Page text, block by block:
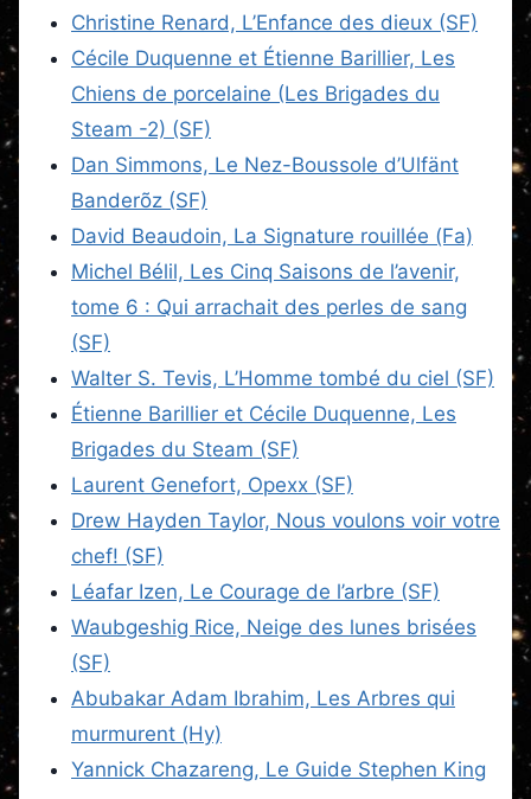
Christine Renard, L’Enfance des dieux (SF)
Cécile Duquenne et Étienne Barillier, Les
Chiens de porcelaine (Les Brigades du
Steam -2) (SF)
Dan Simmons, Le Nez-Boussole d’Ulfänt
Banderõz (SF)
David Beaudoin, La Signature rouillée (Fa)
Michel Bélil, Les Cinq Saisons de l’avenir,
tome 6 : Qui arrachait des perles de sang
(SF)
Walter S. Tevis, L’Homme tombé du ciel (SF)
Étienne Barillier et Cécile Duquenne, Les
Brigades du Steam (SF)
Laurent Genefort, Opexx (SF)
Drew Hayden Taylor, Nous voulons voir votre
chef! (SF)
Léafar Izen, Le Courage de l’arbre (SF)
Waubgeshig Rice, Neige des lunes brisées
(SF)
Abubakar Adam Ibrahim, Les Arbres qui
murmurent (Hy)
Yannick Chazareng, Le Guide Stephen King